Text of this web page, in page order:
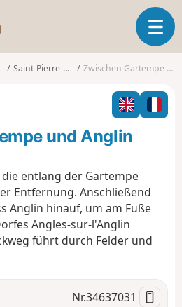
s
o
T
o
g
l
n
Saint-Pierre-de-Maillé Zwischen Gartempe und Anglin
und Anglin
entlang der Gartempe
Entfernung. Anschließend
Anglin hinauf, um am Fuße
Angles-sur-l'Anglin
führt durch Felder und
Nr.34637031